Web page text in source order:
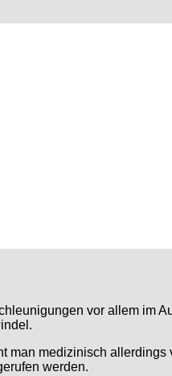
vor allem im
man medizinisch
werden.